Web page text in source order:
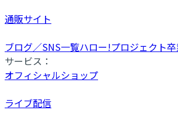
通販サイト
ブログ／SNS一覧ハロー!プロジェクト
サービス：
オフィシャルショップ
ライブ配信